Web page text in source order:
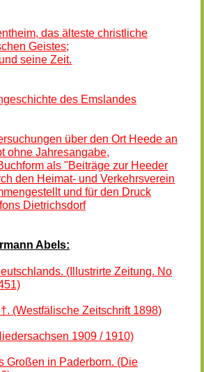
das älteste christliche
Geistes;
seine Zeit.
des Emslandes
über den Ort Heede an
ohne Jahresangabe,
als "Beiträge zur Heeder
den Heimat- und Verkehrsverein
und für den Druck
Dietrichsdorf
Abels:
(Illustrirte Zeitung. No
(Westfälische Zeitschrift 1898)
1909 / 1910)
Großen in Paderborn. (Die